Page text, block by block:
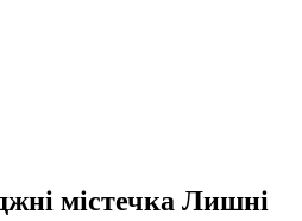
містечка Лишні